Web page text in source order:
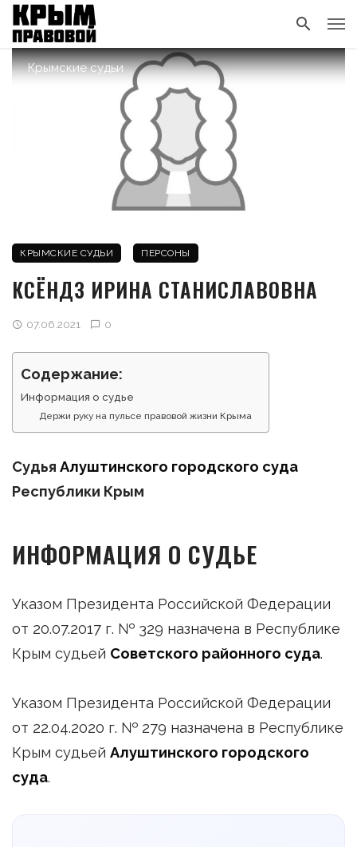
Крымские судьи
КРЫМСКИЕ СУДЬИ ПЕРСОНЫ
КСЁНДЗ ИРИНА СТАНИСЛАВОВНА
07.06.2021 0
Содержание:
Информация о судье
Держи руку на пульсе правовой жизни Крыма
Судья Алуштинского городского суда
Республики Крым
ИНФОРМАЦИЯ О СУДЬЕ
Указом Президента Российской Федерации
от 20.07.2017 г. № 329 назначена в Республике
Крым судьей Советского районного суда.
Указом Президента Российской Федерации
от 22.04.2020 г. № 279 назначена в Республике
Крым судьей Алуштинского городского
суда.